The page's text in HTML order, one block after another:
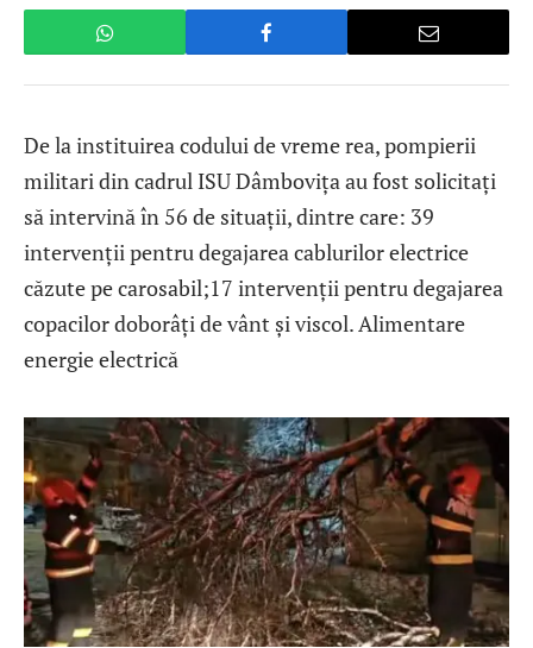
De la instituirea codului de vreme rea, pompierii
militari din cadrul ISU Dâmbovița au fost solicitați
să intervină în 56 de situații, dintre care: 39
intervenții pentru degajarea cablurilor electrice
căzute pe carosabil;17 intervenții pentru degajarea
copacilor doborâți de vânt și viscol. Alimentare
energie electrică